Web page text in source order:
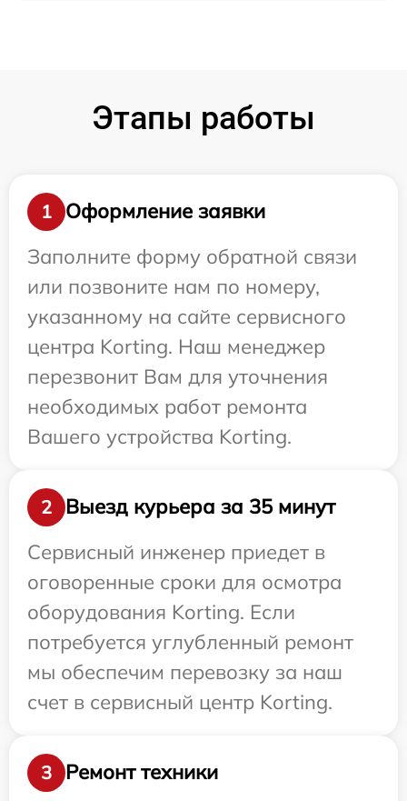
Этапы работы
1
Оформление заявки
Заполните форму обратной связи
или позвоните нам по номеру,
указанному на сайте сервисного
центра Korting. Наш менеджер
перезвонит Вам для уточнения
необходимых работ ремонта
Вашего устройства Korting.
2
Выезд курьера за 35 минут
Сервисный инженер приедет в
оговоренные сроки для осмотра
оборудования Korting. Если
потребуется углубленный ремонт
мы обеспечим перевозку за наш
счет в сервисный центр Korting.
3 Ремонт техники